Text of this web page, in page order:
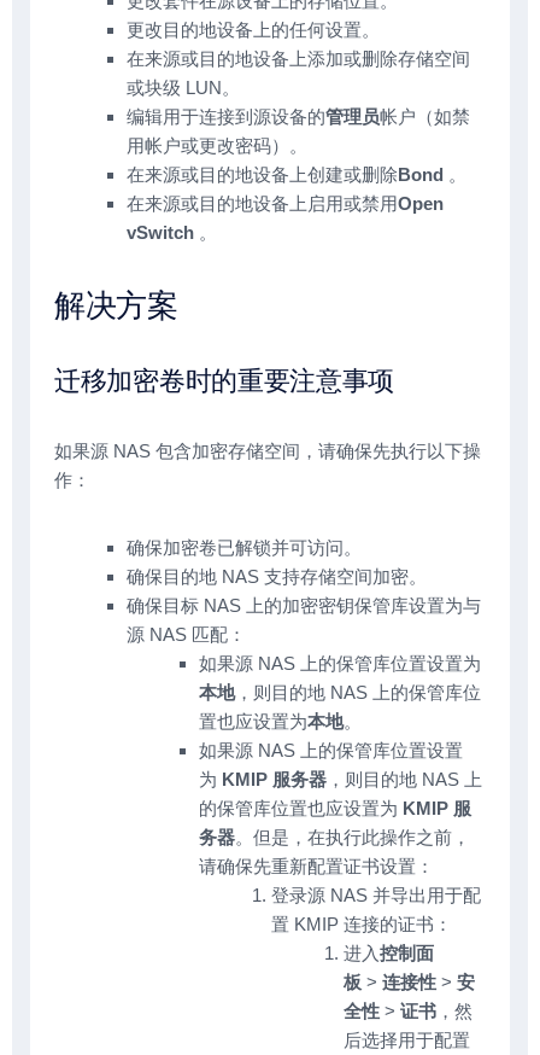
更改目的地设备上的任何设置。
在来源或目的地设备上添加或删除存储空间
或块级 LUN。
编辑用于连接到源设备的管理员帐户（如禁
用帐户或更改密码）。
在来源或目的地设备上创建或删除Bond 。
在来源或目的地设备上启用或禁用Open
vSwitch 。
解决方案
迁移加密卷时的重要注意事项
如果源 NAS 包含加密存储空间，请确保先执行以下操
作：
确保加密卷已解锁并可访问。
确保目的地 NAS 支持存储空间加密。
确保目标 NAS 上的加密密钥保管库设置为与
源 NAS 匹配：
如果源 NAS 上的保管库位置设置为
本地，则目的地 NAS 上的保管库位
置也应设置为本地。
如果源 NAS 上的保管库位置设置
为 KMIP 服务器 ，则目的地 NAS 上
的保管库位置也应设置为 KMIP 服
务器。但是，在执行此操作之前，
请确保先重新配置证书设置：
登录源 NAS 并导出用于配
置 KMIP 连接的证书：
进入控制面
板 > 连接性 > 安
全性 > 证书 ，然
后选择用于配置